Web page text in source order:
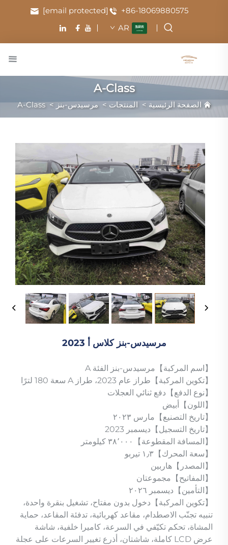
+86-18069880575
[email protected]
AR
A-Class
الصفحة الرئيسية > المنتجات >مرسيدس-بنز>
A-Class
مرسيدس-بنز كلاس أ 2023
【اسم المركبة】مرسيدس-بنز الفئة A
【تكوين المركبة】طراز عام 2023، طراز A سعة 180 لترًا
【نوع الدفع】دفع ثنائي العجلات
【اللون】أبيض
【تاريخ التصنيع】مارس ٢٠٢٣
【تاريخ التسجيل】ديسمبر 2023
【المسافة المقطوعة】٣٨٬٠٠٠ كيلومتر
【سعة المحرك】١٫٣ تيربو
【المصدر】هاربين
【المفاتيح】مجموعتان
【التأمين】ديسمبر ٢٠٢٦
【تكوين المركبة】دخول بدون مفتاح، تشغيل بنقرة واحدة،
تنبيه تجنّب الاصطدام، مقاعد كهربائية، تدفئة المقاعد، حماية
المشاة، تحكم تكيّفي في السرعة، كاميرا خلفية، شاشة
عرض LCD كاملة، شاشتان، أذرع تغيير السرعات على عجلة